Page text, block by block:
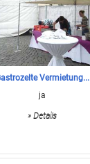
Vermietung...
ja
» Details